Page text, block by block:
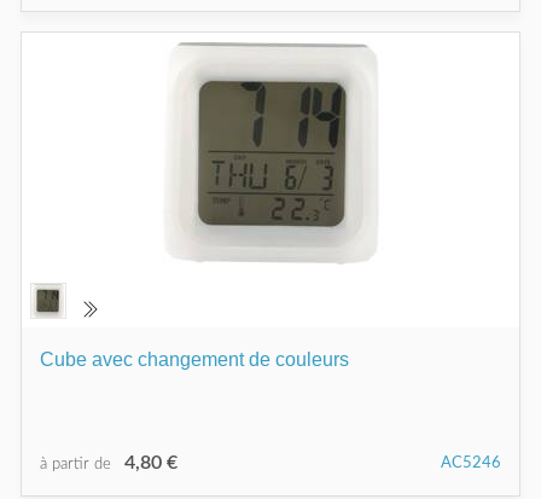
Cube avec changement de couleurs
à partir de 4,80 € AC5246